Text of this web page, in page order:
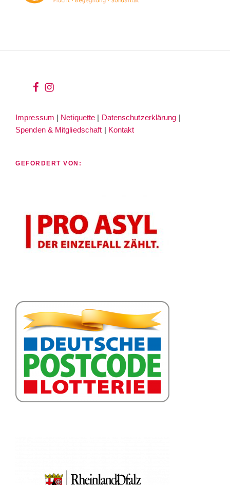
wir
facebook
wir
instagram
Impressum | Netiquette | Datenschutzerklärung |
Spenden & Mitgliedschaft | Kontakt
GEFÖRDERT VON: